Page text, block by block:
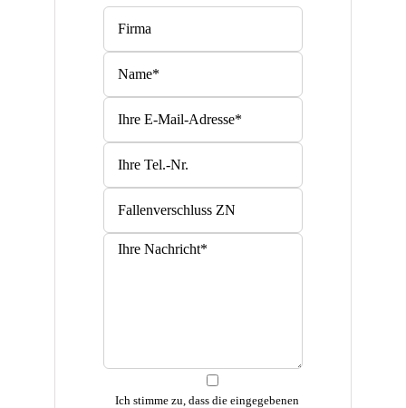
Ich stimme zu, dass die eingegebenen